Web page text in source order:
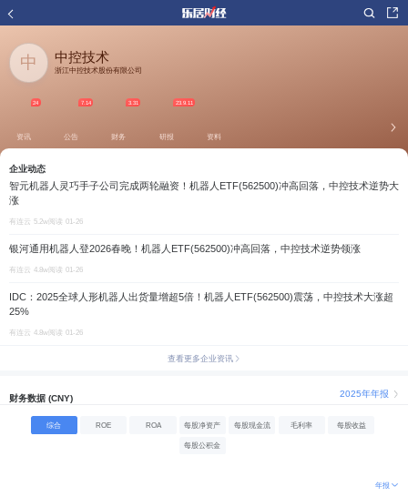
中 中控技术
浙江中控技术股份有限公司
24
资讯
7.14
公告
3.31
财务
23.9.11
研报 资料
企业动态
智元机器人灵巧手子公司完成两轮融资！机器人ETF(562500)冲高回落，中控技术逆势大
涨
有连云 5.2w阅读 01-26
银河通用机器人登2026春晚！机器人ETF(562500)冲高回落，中控技术逆势领涨
有连云 4.8w阅读 01-26
IDC：2025全球人形机器人出货量增超5倍！机器人ETF(562500)震荡，中控技术大涨超
25%
有连云 4.8w阅读 01-26
查看更多企业资讯
财务数据 (CNY) 2025年年报
综合 ROE ROA 每股净资产 每股现金流 毛利率 每股收益
每股公积金
年报